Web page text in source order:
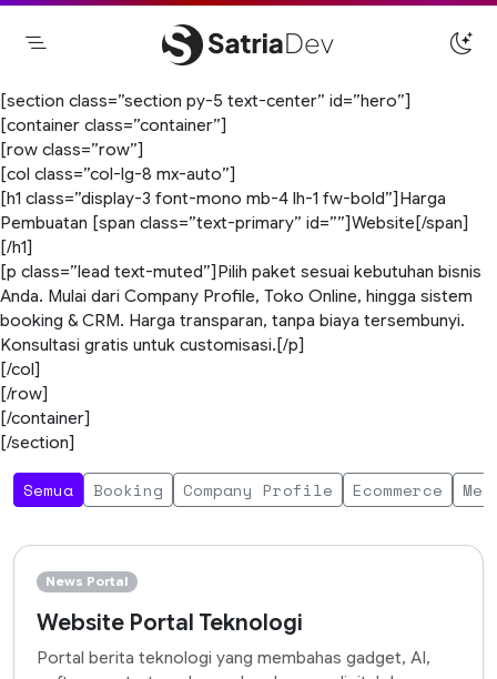
Skip
Surabaya
[section class=”section py-5 text-center” id=”hero”]
[container class=”container”]
[row class=”row”]
[col class=”col-lg-8 mx-auto”]
[h1 class=”display-3 font-mono mb-4 lh-1 fw-bold”]Harga
Pembuatan [span class=”text-primary” id=””]Website[/span]
[/h1]
[p class=”lead text-muted”]Pilih paket sesuai kebutuhan bisnis
Anda. Mulai dari Company Profile, Toko Online, hingga sistem
booking & CRM. Harga transparan, tanpa biaya tersembunyi.
Konsultasi gratis untuk customisasi.[/p]
[/col]
[/row]
[/container]
[/section]
Semua Booking Company Profile Ecommerce
News Portal
Website Portal Teknologi
Portal berita teknologi yang membahas gadget, AI,